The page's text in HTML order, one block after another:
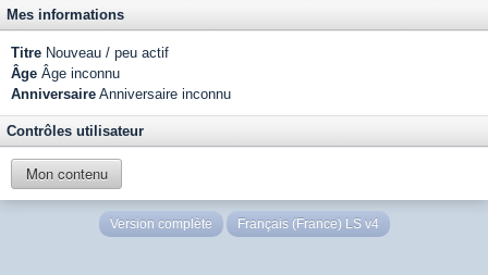
Mes informations
Titre Nouveau / peu actif
Âge Âge inconnu
Anniversaire Anniversaire inconnu
Contrôles utilisateur
Mon contenu
Version complète Français (France) LS v4